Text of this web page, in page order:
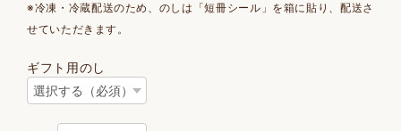
※冷凍・冷蔵配送のため、のしは「短冊シール」を箱に貼り、配送さ
せていただきます。
ギフト用のし